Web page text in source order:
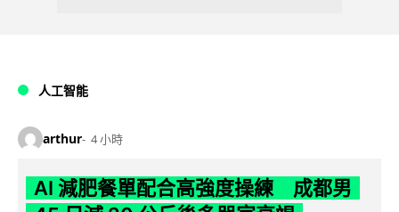
人工智能
arthur 4 小時
AI 減肥餐單配合高強度操練 成都男